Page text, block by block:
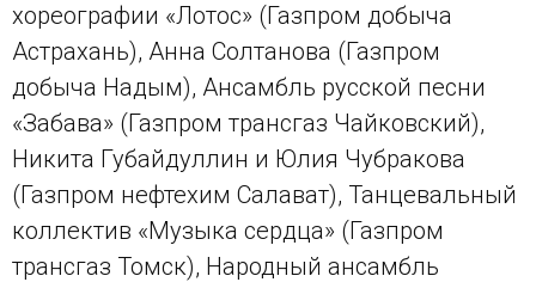
хореографии «Лотос» (Газпром добыча
Астрахань), Анна Солтанова (Газпром
добыча Надым), Ансамбль русской песни
«Забава» (Газпром трансгаз Чайковский),
Никита Губайдуллин и Юлия Чубракова
(Газпром нефтехим Салават), Танцевальный
коллектив «Музыка сердца» (Газпром
трансгаз Томск), Народный ансамбль